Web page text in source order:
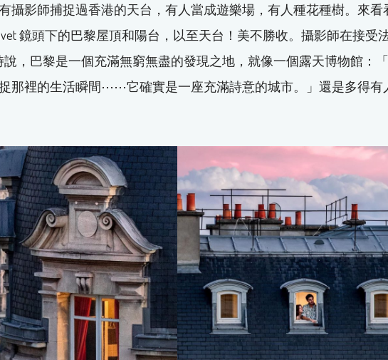
攝影師捕捉過香港的天台，有人當成遊樂場，有人種花種樹。來看
鏡頭下的巴黎屋頂和陽台，以至天台！美不勝收。攝影師在接受
說，巴黎是一個充滿無窮無盡的發現之地，就像一個露天博物館：
那裡的生活瞬間⋯⋯它確實是一座充滿詩意的城市。」還是多得有